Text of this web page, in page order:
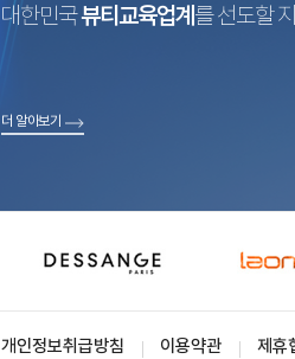
대한민국뷰티교육업계 를 선도할
더 알아보기
개인정보취급방침 이용약관 제휴